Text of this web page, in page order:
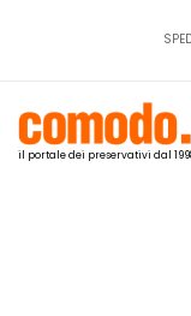
il portale dei preservativi dal